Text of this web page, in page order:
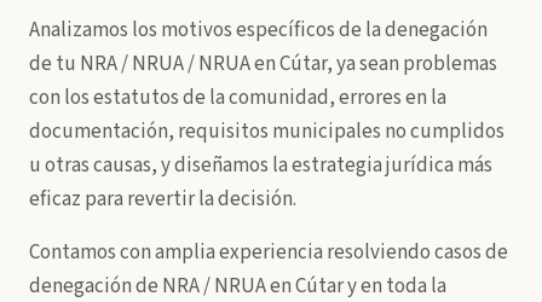
Analizamos los motivos específicos de la denegación
de tu NRA / NRUA / NRUA en Cútar, ya sean problemas
con los estatutos de la comunidad, errores en la
documentación, requisitos municipales no cumplidos
u otras causas, y diseñamos la estrategia jurídica más
eficaz para revertir la decisión.
Contamos con amplia experiencia resolviendo casos de
denegación de NRA / NRUA en Cútar y en toda la